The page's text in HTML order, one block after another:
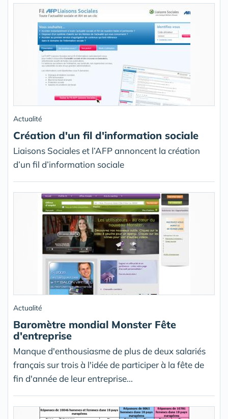
Actualité
Création d'un fil d'information sociale
Liaisons Sociales et l’AFP annoncent la création
d’un fil d’information sociale
Actualité
Baromètre mondial Monster Fête
d'entreprise
Manque d'enthousiasme de plus de deux salariés
français sur trois à l'idée de participer à la fête de
fin d'année de leur entreprise...